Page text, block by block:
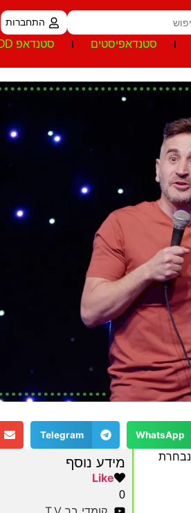
התחברות
סטנדאפיסטים סטנדאפ VOD
WhatsApp
Telegram
נבחרת
מידע נוסף
Like
0